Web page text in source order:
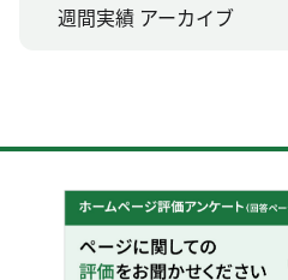
週間実績 アーカイブ